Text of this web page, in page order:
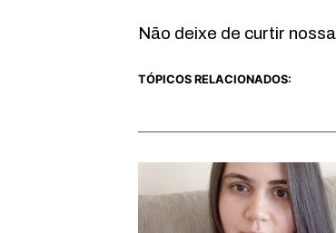
Não deixe de curtir
TÓPICOS RELACIONADOS: